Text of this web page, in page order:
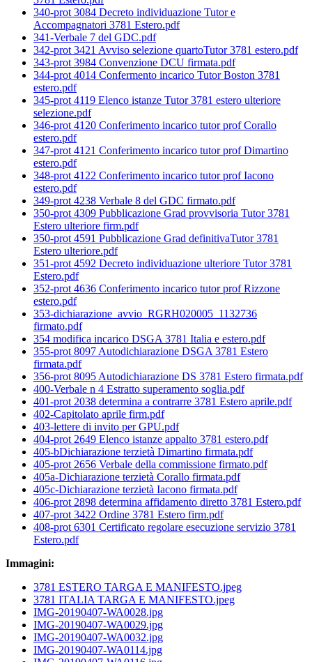
340-prot 3084 Decreto individuazione Tutor e
Accompagnatori 3781 Estero.pdf
341-Verbale 7 del GDC.pdf
342-prot 3421 Avviso selezione quartoTutor 3781 estero.pdf
343-prot 3984 Convenzione DCU firmata.pdf
344-prot 4014 Confermento incarico Tutor Boston 3781
estero.pdf
345-prot 4119 Elenco istanze Tutor 3781 estero ulteriore
selezione.pdf
346-prot 4120 Conferimento incarico tutor prof Corallo
estero.pdf
347-prot 4121 Conferimento incarico tutor prof Dimartino
estero.pdf
348-prot 4122 Conferimento incarico tutor prof Iacono
estero.pdf
349-prot 4238 Verbale 8 del GDC firmato.pdf
350-prot 4309 Pubblicazione Grad provvisoria Tutor 3781
Estero ulteriore firm.pdf
350-prot 4591 Pubblicazione Grad definitivaTutor 3781
Estero ulteriore.pdf
351-prot 4592 Decreto individuazione ulteriore Tutor 3781
Estero.pdf
352-prot 4636 Conferimento incarico tutor prof Rizzone
estero.pdf
353-dichiarazione_avvio_RGRH020005_1132736
firmato.pdf
354 modifica incarico DSGA 3781 Italia e estero.pdf
355-prot 8097 Autodichiarazione DSGA 3781 Estero
firmata.pdf
356-prot 8095 Autodichiarazione DS 3781 Estero firmata.pdf
400-Verbale n 4 Estratto superamento soglia.pdf
401-prot 2038 determina a contrarre 3781 Estero aprile.pdf
402-Capitolato aprile firm.pdf
403-lettere di invito per GPU.pdf
404-prot 2649 Elenco istanze appalto 3781 estero.pdf
405-bDichiarazione terzietà Dimartino firmata.pdf
405-prot 2656 Verbale della commissione firmato.pdf
405a-Dichiarazione terzietà Corallo firmata.pdf
405c-Dichiarazione terzietà Iacono firmata.pdf
406-prot 2898 determina affidamento diretto 3781 Estero.pdf
407-prot 3422 Ordine 3781 Estero firm.pdf
408-prot 6301 Certificato regolare esecuzione servizio 3781
Estero.pdf
Immagini:
3781 ESTERO TARGA E MANIFESTO.jpeg
3781 ITALIA TARGA E MANIFESTO.jpeg
IMG-20190407-WA0028.jpg
IMG-20190407-WA0029.jpg
IMG-20190407-WA0032.jpg
IMG-20190407-WA0114.jpg